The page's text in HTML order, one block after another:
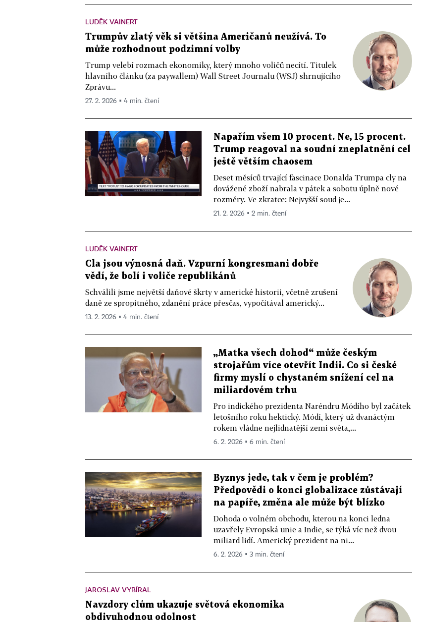
LUDĚK VAINERT
Trumpův zlatý věk si většina Američanů neužívá. To
může rozhodnout podzimní volby
Trump velebí rozmach ekonomiky, který mnoho voličů necítí. Titulek
hlavního článku (za paywallem) Wall Street Journalu (WSJ) shrnujícího
Zprávu...
27. 2. 2026 ▪ 4 min. čtení
Napařím všem 10 procent. Ne, 15 procent.
Trump reagoval na soudní zneplatnění cel
ještě větším chaosem
Deset měsíců trvající fascinace Donalda Trumpa cly na
dovážené zboží nabrala v pátek a sobotu úplně nové
rozměry. Ve zkratce: Nejvyšší soud je...
21. 2. 2026 ▪ 2 min. čtení
LUDĚK VAINERT
Cla jsou výnosná daň. Vzpurní kongresmani dobře
vědí, že bolí i voliče republikánů
Schválili jsme největší daňové škrty v americké historii, včetně zrušení
daně ze spropitného, zdanění práce přesčas, vypočítával americký...
13. 2. 2026 ▪ 4 min. čtení
„Matka všech dohod“ může českým
strojařům více otevřít Indii. Co si české
firmy myslí o chystaném snížení cel na
miliardovém trhu
Pro indického prezidenta Naréndru Módího byl začátek
letošního roku hektický. Módí, který už dvanáctým
rokem vládne nejlidnatější zemi světa,...
6. 2. 2026 ▪ 6 min. čtení
Byznys jede, tak v čem je problém?
Předpovědi o konci globalizace zůstávají
na papíře, změna ale může být blízko
Dohoda o volném obchodu, kterou na konci ledna
uzavřely Evropská unie a Indie, se týká víc než dvou
miliard lidí. Americký prezident na ni...
6. 2. 2026 ▪ 3 min. čtení
JAROSLAV VYBÍRAL
Navzdory clům ukazuje světová ekonomika
obdivuhodnou odolnost